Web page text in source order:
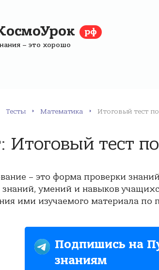
рф
– это хорошо
Тесты Математика Итоговый тест
Итоговый тест
– это форма проверки
знаний, умений и навыков
ими изучаемого материала по
Подпишись на
знаниям